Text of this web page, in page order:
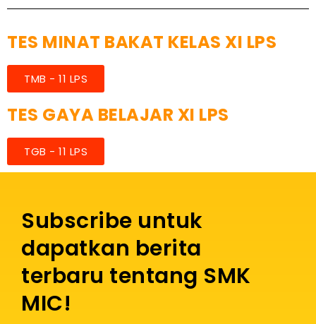
TES MINAT BAKAT KELAS XI LPS
TMB - 11 LPS
TES GAYA BELAJAR XI LPS
TGB - 11 LPS
Subscribe untuk
dapatkan berita
terbaru tentang SMK
MIC!